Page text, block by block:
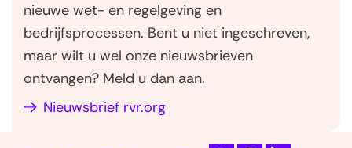
nieuwe wet- en regelgeving en
bedrijfsprocessen. Bent u niet ingeschreven,
maar wilt u wel onze nieuwsbrieven
ontvangen? Meld u dan aan.
Nieuwsbrief rvr.org